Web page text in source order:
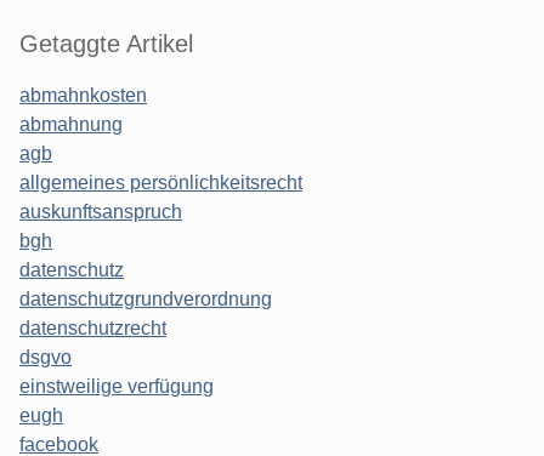
Getaggte Artikel
abmahnkosten
abmahnung
agb
allgemeines persönlichkeitsrecht
auskunftsanspruch
bgh
datenschutz
datenschutzgrundverordnung
datenschutzrecht
dsgvo
einstweilige verfügung
eugh
facebook